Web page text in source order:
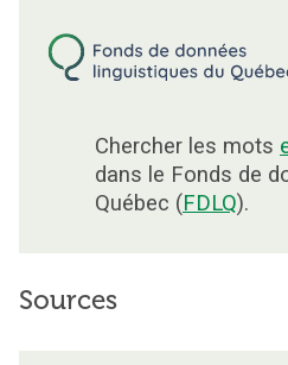
Chercher les mots
dans le Fonds de
Québec (FDLQ).
Sources